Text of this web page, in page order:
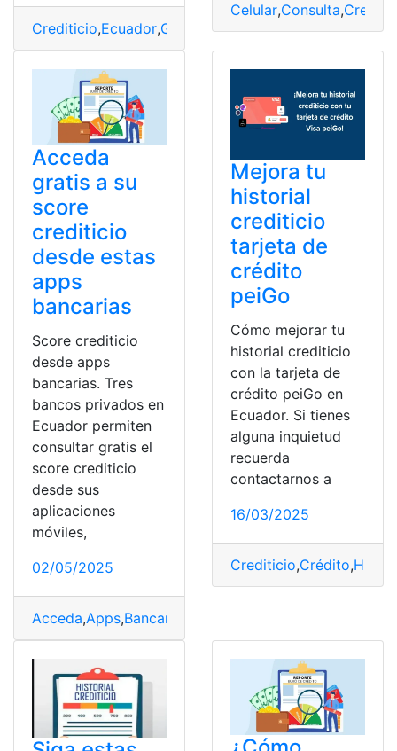
Crediticio,Ecuador,Gratis Puntaje
Celular,Consulta,
Acceda
gratis a su
score
crediticio
desde estas
apps
bancarias
Score crediticio
desde apps
bancarias. Tres
bancos privados en
Ecuador permiten
consultar gratis el
score crediticio
desde sus
aplicaciones
móviles,
02/05/2025
Acceda,Apps,Bancarias
Mejora tu
historial
crediticio
tarjeta de
crédito
peiGo
Cómo mejorar tu
historial crediticio
con la tarjeta de
crédito peiGo en
Ecuador. Si tienes
alguna inquietud
recuerda
contactarnos a
16/03/2025
Crediticio,Crédito,